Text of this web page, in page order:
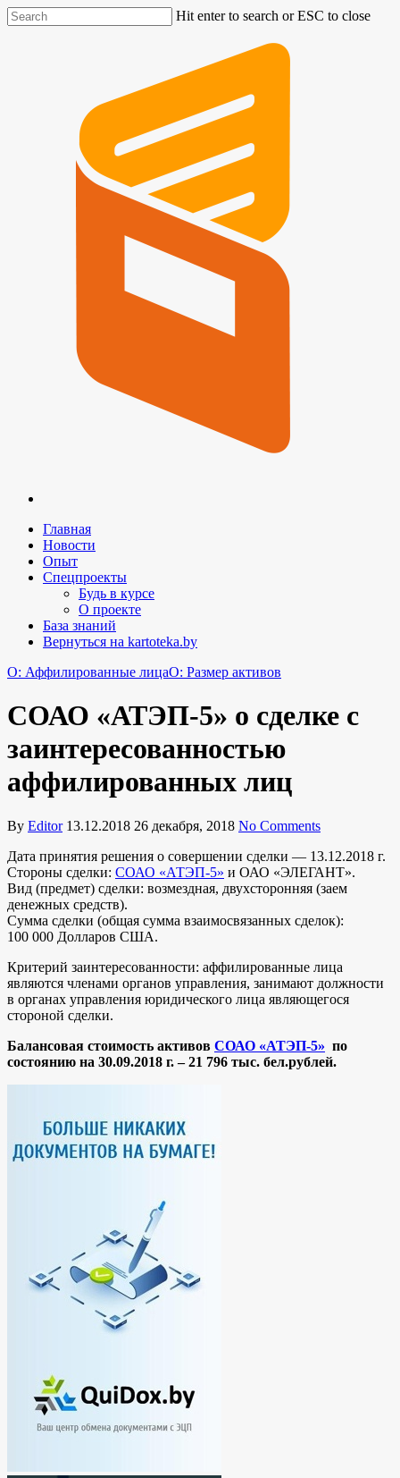
Hit enter to search or ESC to close
Главная
Новости
Опыт
Спецпроекты
Будь в курсе
О проекте
База знаний
Вернуться на kartoteka.by
O: Аффилированные лицаO: Размер активов
СОАО «АТЭП-5» о сделке с
заинтересованностью
аффилированных лиц
By Editor 13.12.2018 26 декабря, 2018 No Comments
Дата принятия решения о совершении сделки — 13.12.2018 г.
Стороны сделки: CОАО «АТЭП-5» и ОАО «ЭЛЕГАНТ».
Вид (предмет) сделки: возмездная, двухсторонняя (заем
денежных средств).
Сумма сделки (общая сумма взаимосвязанных сделок):
100 000 Долларов США.
Критерий заинтересованности: аффилированные лица
являются членами органов управления, занимают должности
в органах управления юридического лица являющегося
стороной сделки.
Балансовая стоимость активов CОАО «АТЭП-5» по
состоянию на 30.09.2018 г. – 21 796 тыс. бел.рублей.